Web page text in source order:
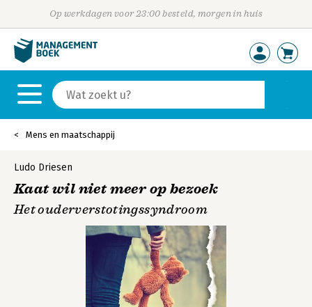
Op werkdagen voor 23:00 besteld, morgen in huis
Mens en maatschappij
Ludo Driesen
Kaat wil niet meer op bezoek
Het ouderverstotingssyndroom